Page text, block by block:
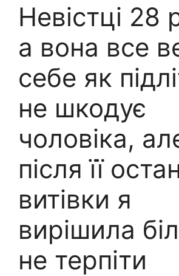
Невістці 28
а вона все
себе як
не шкодує
чоловіка,
після її
витівки я
вирішила
не терпіти